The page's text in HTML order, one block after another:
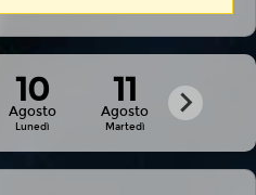
10
Agosto
Lunedì
11
Agosto
Martedì